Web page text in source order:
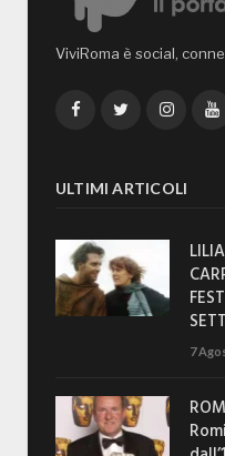
ViviRoma è social,
FacebookTwitter
ULTIMI ARTICOLI
7